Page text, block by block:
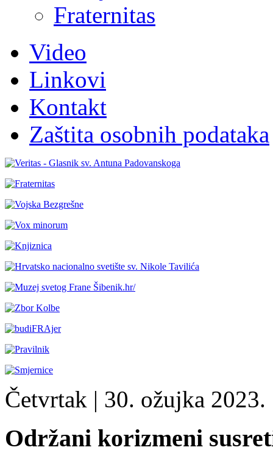
Fraternitas
Video
Linkovi
Kontakt
Zaštita osobnih podataka
Četvrtak | 30. ožujka 2023.
Održani korizmeni